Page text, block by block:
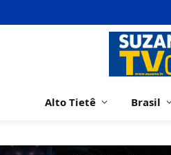
Alto Tietê Brasil